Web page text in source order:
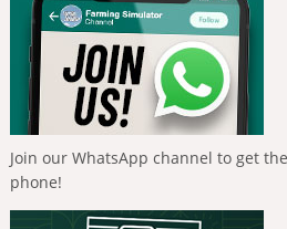
Join our WhatsApp channel to get
phone!